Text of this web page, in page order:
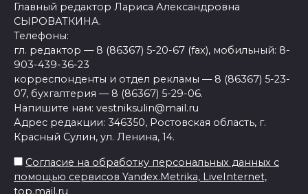
Главный редактор Лариса Александровна
СЫРОВАТКИНА.
Телефоны:
гл. редактор — 8 (86367) 5-20-67 (fax), мобильный: 8-
903-439-36-23
корреспонденты и отдел рекламы — 8 (86367) 5-23-
07, бухгалтерия — 8 (86367) 5-29-06.
Напишите нам: vestniksulin@mail.ru
Адрес редакции: 346350, Ростовская область, г.
Красный Сулин, ул. Ленина, 14.
Согласие на обработку персональных данных с
помощью сервисов Yandex.Metrika, LiveInternet,
top.mail.ru